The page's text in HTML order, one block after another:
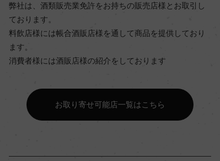
飲み頃温度
6℃
ビオ情報・認証機関
有機JAS認証
コンクール入賞歴
弊社は、酒類販売業免許をお持ちの販売店様とお取引し
ております。
料飲店様には帳合酒販店様を通して商品を提供しており
ます。
消費者様には酒販店様の紹介をしております
お取り寄せ可能店一覧はこちら